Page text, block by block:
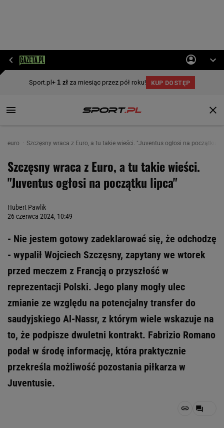
euro Szczęsny wraca z Euro, a tu takie wieści. "Juventus ogłosi na początku
Szczęsny wraca z Euro, a tu takie wieści.
"Juventus ogłosi na początku lipca"
Hubert Pawlik
26 czerwca 2024, 10:49
- Nie jestem gotowy zadeklarować się, że odchodzę
- wypalił Wojciech Szczęsny, zapytany we wtorek
przed meczem z Francją o przyszłość w
reprezentacji Polski. Jego plany mogły ulec
zmianie ze względu na potencjalny transfer do
saudyjskiego Al-Nassr, z którym wiele wskazuje na
to, że podpisze dwuletni kontrakt. Fabrizio Romano
podał w środę informację, która praktycznie
przekreśla możliwość pozostania piłkarza w
Juventusie.